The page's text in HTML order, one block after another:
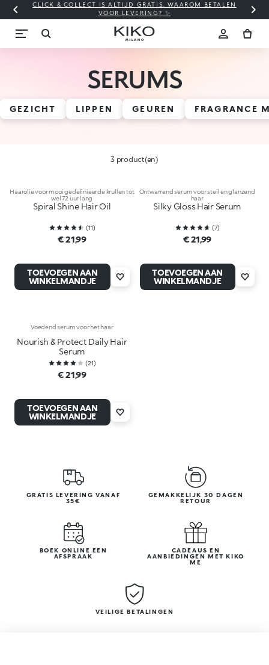
CLICK & COLLECT IS ALTIJD GRATIS. WAAROM BETALEN
VOOR LEVERING? ✨
SERUMS
GEZICHT LIPPEN GEUREN FRAGRANCE
3 product(en)
Haarolie voor mooi gedefinieerde krullen tot
wel 72 uur lang
Spiral Shine Hair Oil
(11)
€ 21,99
TOEVOEGEN AAN
WINKELMANDJE
Ontwarrend serum voor steil en glanzend
haar
Silky Gloss Hair Serum
(7)
€ 21,99
TOEVOEGEN AAN
WINKELMANDJE
Voedend serum voor het haar
Nourish & Protect Daily Hair
Serum
(21)
€ 21,99
TOEVOEGEN AAN
WINKELMANDJE
GRATIS LEVERING VANAF
35€
GEMAKKELIJK 30 DAGEN
RETOUR
BOEK ONLINE EEN
AFSPRAAK
CADEAUS EN
AANBIEDINGEN MET KIKO
ME
VEILIGE BETALINGEN